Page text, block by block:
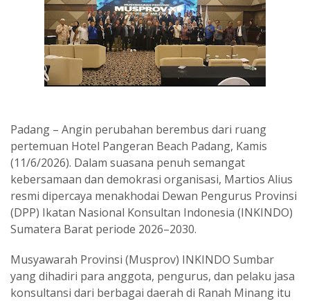
Padang – Angin perubahan berembus dari ruang
pertemuan Hotel Pangeran Beach Padang, Kamis
(11/6/2026). Dalam suasana penuh semangat
kebersamaan dan demokrasi organisasi, Martios Alius
resmi dipercaya menakhodai Dewan Pengurus Provinsi
(DPP) Ikatan Nasional Konsultan Indonesia (INKINDO)
Sumatera Barat periode 2026–2030.
Musyawarah Provinsi (Musprov) INKINDO Sumbar
yang dihadiri para anggota, pengurus, dan pelaku jasa
konsultansi dari berbagai daerah di Ranah Minang itu